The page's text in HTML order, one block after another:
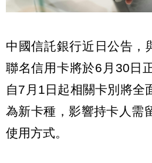
中國信託銀行近日公告，
聯名信用卡將於6月30日
自7月1日起相關卡別將全
為新卡種，影響持卡人需
使用方式。